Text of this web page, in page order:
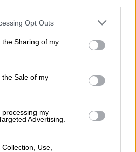
app uses one or more Google
usage behaviour. You may click to
Google and its third-party tags to
purposes in below Google
Opt Outs
Sharing of my
Sale of my
my
Advertising.
Use,
Χαλκιδική: 13χρονη
διασώθηκε από
ενημερώθηκε από